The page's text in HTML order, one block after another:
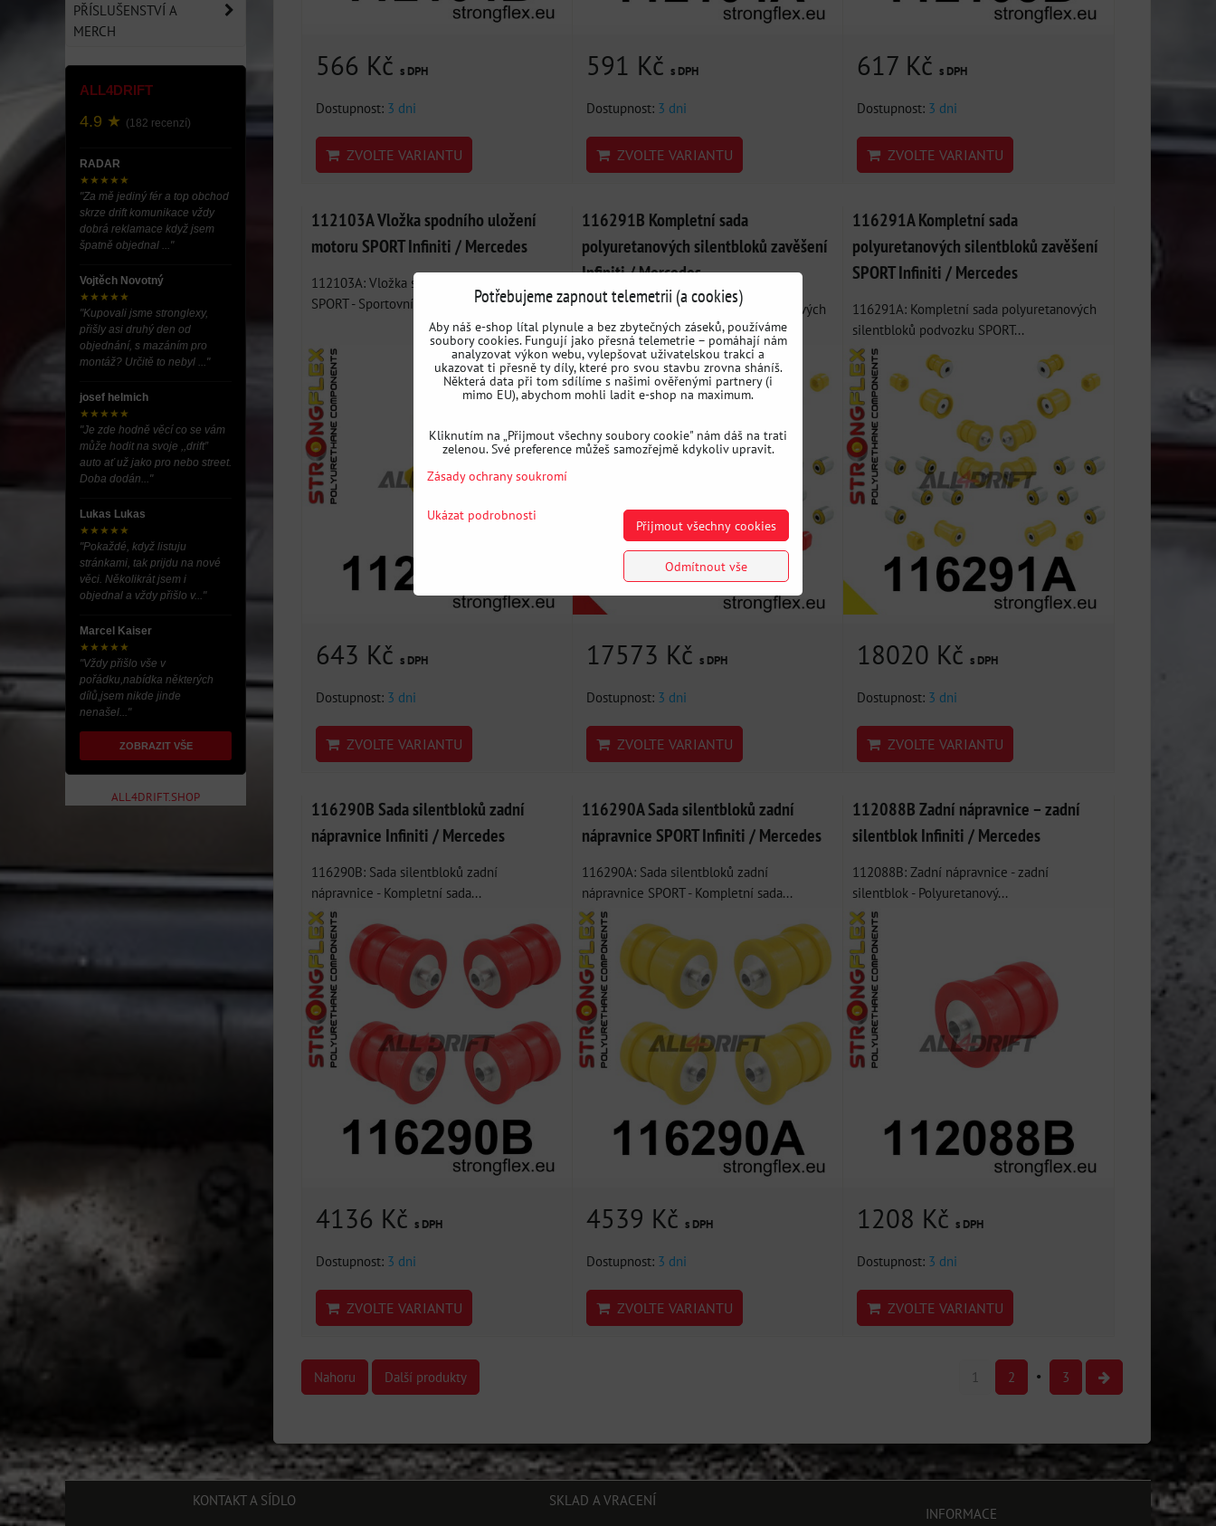
566 Kč s DPH
Dostupnost: 3 dni
ZVOLTE VARIANTU
591 Kč s DPH
Dostupnost: 3 dni
ZVOLTE VARIANTU
617 Kčs DPH
Dostupnost: 3 dni
ZVOLTE VARIANTU
112103A Vložka spodního uložení
motoru SPORT Infiniti / Mercedes
112103A: Vložka spodního uložení motoru
SPORT - Sportovní...
643 Kč s DPH
Dostupnost: 3 dni
ZVOLTE VARIANTU
116291B Kompletní sada
polyuretanových silentbloků zavěšení
Infiniti / Mercedes
116291B: Kompletní sada polyuretanových
silentbloků podvozku -...
17573 Kč s DPH
Dostupnost: 3 dni
ZVOLTE VARIANTU
116291A Kompletní sada
polyuretanových silentbloků zavěšení
SPORT Infiniti / Mercedes
116291A: Kompletní sada polyuretanových
silentbloků podvozku SPORT...
18020 Kčs DPH
Dostupnost: 3 dni
ZVOLTE VARIANTU
116290B Sada silentbloků zadní
nápravnice Infiniti / Mercedes
116290B: Sada silentbloků zadní
nápravnice - Kompletní sada...
4136 Kč s DPH
Dostupnost: 3 dni
ZVOLTE VARIANTU
116290A Sada silentbloků zadní
nápravnice SPORT Infiniti / Mercedes
116290A: Sada silentbloků zadní
nápravnice SPORT - Kompletní sada...
4539 Kč s DPH
Dostupnost: 3 dni
ZVOLTE VARIANTU
112088B Zadní nápravnice – zadní
silentblok Infiniti / Mercedes
112088B: Zadní nápravnice - zadní
silentblok - Polyuretanový...
1208 Kčs DPH
Dostupnost: 3 dni
ZVOLTE VARIANTU
Nahoru Další produkty 1 2 3
PŘÍSLUŠENSTVÍ A
MERCH
ALL4DRIFT
4.9 ★ (182 recenzí)
RADAR
★★★★★
"Za mě jediný fér a top obchod
skrze drift komunikace vždy
dobrá reklamace když jsem
špatně objednal ..."
Vojtěch Novotný
★★★★★
"Kupovali jsme stronglexy,
přišly asi druhý den od
objednání, s mazáním pro
montáž? Určitě to nebyl ..."
josef helmich
★★★★★
"Je zde hodně věcí co se vám
může hodit na svoje ,,drift”
auto ať už jako pro nebo street.
Doba dodán..."
Lukas Lukas
★★★★★
"Pokaždé, když listuju
stránkami, tak prijdu na nové
věci. Několikrát jsem i
objednal a vždy přišlo v..."
Marcel Kaiser
★★★★★
"Vždy přišlo vše v
pořádku,nabídka některých
dílů,jsem nikde jinde
nenašel..."
ZOBRAZIT VŠE
ALL4DRIFT.SHOP
KONTAKT A SÍDLO
SKLAD A VRACENÍ
INFORMACE
Potřebujeme zapnout telemetrii (a cookies)
Aby náš e-shop lítal plynule a bez zbytečných záseků, používáme
soubory cookies. Fungují jako přesná telemetrie – pomáhají nám
analyzovat výkon webu, vylepšovat uživatelskou trakci a
ukazovat ti přesně ty díly, které pro svou stavbu zrovna sháníš.
Některá data při tom sdílíme s našimi ověřenými partnery (i
mimo EU), abychom mohli ladit e-shop na maximum.
Kliknutím na „Přijmout všechny soubory cookie" nám dáš na trati
zelenou. Své preference můžeš samozřejmě kdykoliv upravit.
Zásady ochrany soukromí
Ukázat podrobnosti
Přijmout všechny cookies
Odmítnout vše